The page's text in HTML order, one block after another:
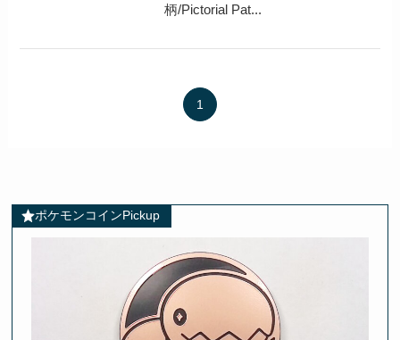
柄/Pictorial Pat...
1
ポケモンコインPickup